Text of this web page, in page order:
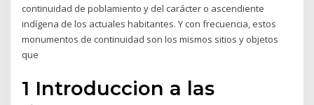
continuidad de poblamiento y del carácter o ascendiente
indígena de los actuales habitantes. Y con frecuencia, estos
monumentos de continuidad son los mismos sitios y objetos
que
1 Introduccion a las